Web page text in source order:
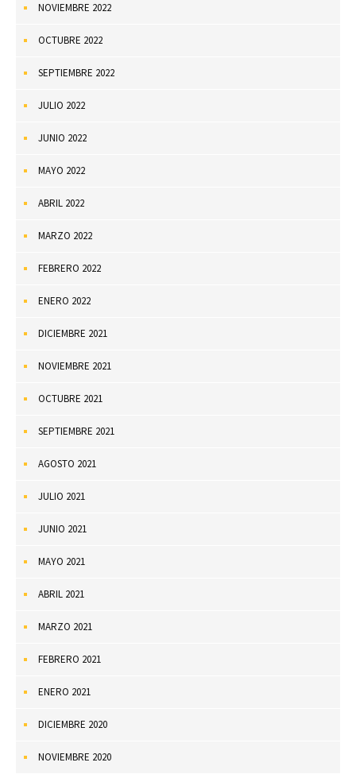
NOVIEMBRE 2022
OCTUBRE 2022
SEPTIEMBRE 2022
JULIO 2022
JUNIO 2022
MAYO 2022
ABRIL 2022
MARZO 2022
FEBRERO 2022
ENERO 2022
DICIEMBRE 2021
NOVIEMBRE 2021
OCTUBRE 2021
SEPTIEMBRE 2021
AGOSTO 2021
JULIO 2021
JUNIO 2021
MAYO 2021
ABRIL 2021
MARZO 2021
FEBRERO 2021
ENERO 2021
DICIEMBRE 2020
NOVIEMBRE 2020